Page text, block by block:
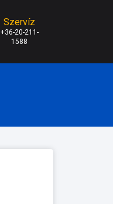
Szervíz
+36-20-211-
1588